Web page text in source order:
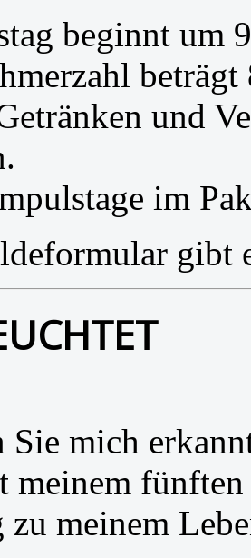
beginnt um
beträgt
und
im
gibt
Sie mich
meinem
zu meinem